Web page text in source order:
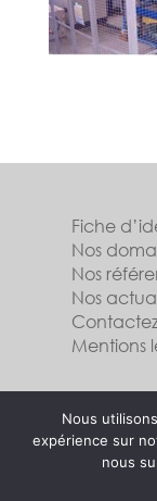
Fiche
Nos
Nos
Nos
Mentions
Suivez-nous
Nous
expérience sur
nous